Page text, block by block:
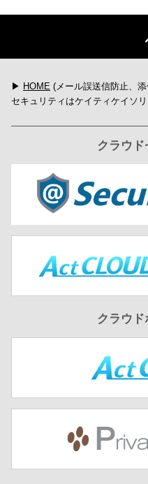
▶ HOME (メール誤送信防止、
セキュリティはケイティケイソ
クラウド
クラウ